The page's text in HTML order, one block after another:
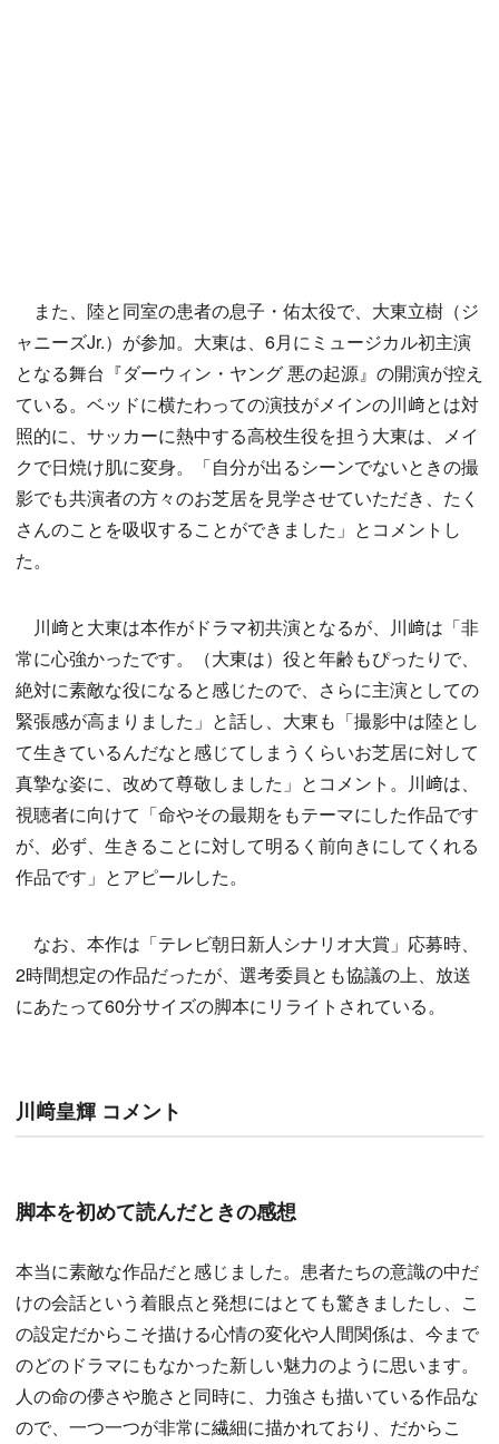
また、陸と同室の患者の息子・佑太役で、大東立樹（ジ
ャニーズJr.）が参加。大東は、6月にミュージカル初主演
となる舞台『ダーウィン・ヤング 悪の起源』の開演が控え
ている。ベッドに横たわっての演技がメインの川﨑とは対
照的に、サッカーに熱中する高校生役を担う大東は、メイ
クで日焼け肌に変身。「自分が出るシーンでないときの撮
影でも共演者の方々のお芝居を見学させていただき、たく
さんのことを吸収することができました」とコメントし
た。
川﨑と大東は本作がドラマ初共演となるが、川﨑は「非
常に心強かったです。（大東は）役と年齢もぴったりで、
絶対に素敵な役になると感じたので、さらに主演としての
緊張感が高まりました」と話し、大東も「撮影中は陸とし
て生きているんだなと感じてしまうくらいお芝居に対して
真摯な姿に、改めて尊敬しました」とコメント。川﨑は、
視聴者に向けて「命やその最期をもテーマにした作品です
が、必ず、生きることに対して明るく前向きにしてくれる
作品です」とアピールした。
なお、本作は「テレビ朝日新人シナリオ大賞」応募時、
2時間想定の作品だったが、選考委員とも協議の上、放送
にあたって60分サイズの脚本にリライトされている。
川﨑皇輝 コメント
脚本を初めて読んだときの感想
本当に素敵な作品だと感じました。患者たちの意識の中だ
けの会話という着眼点と発想にはとても驚きましたし、こ
の設定だからこそ描ける心情の変化や人間関係は、今まで
のどのドラマにもなかった新しい魅力のように思います。
人の命の儚さや脆さと同時に、力強さも描いている作品な
ので、一つ一つが非常に繊細に描かれており、だからこ